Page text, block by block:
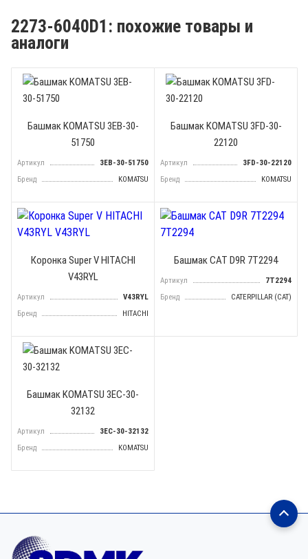
2273-6040D1: похожие товары и
аналоги
Башмак KOMATSU 3EB-30-
51750
Артикул
3EB-30-51750
Бренд
KOMATSU
Башмак KOMATSU 3FD-30-
22120
Артикул
3FD-30-22120
Бренд
KOMATSU
Коронка Super V HITACHI
V43RYL
Артикул
V43RYL
Бренд
HITACHI
Башмак CAT D9R 7T2294
Артикул
7T2294
Бренд
CATERPILLAR (CAT)
Башмак KOMATSU 3EC-30-
32132
Артикул
3EC-30-32132
Бренд
KOMATSU